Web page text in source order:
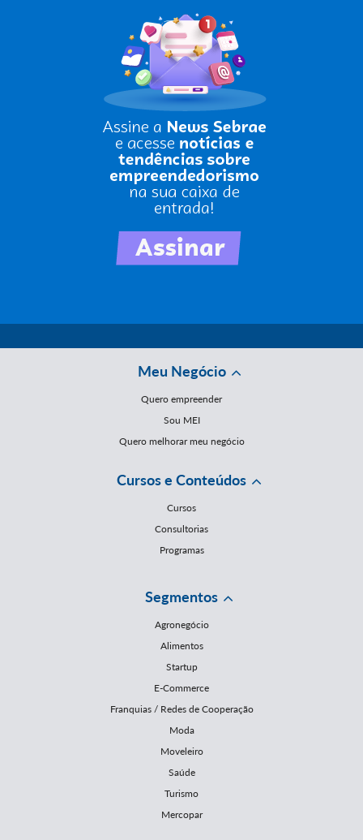
Meu Negócio
Quero empreender
Sou MEI
Quero melhorar meu negócio
Cursos e Conteúdos
Cursos
Consultorias
Programas
Segmentos
Agronegócio
Alimentos
Startup
E-Commerce
Franquias / Redes de Cooperação
Moda
Moveleiro
Saúde
Turismo
Mercopar